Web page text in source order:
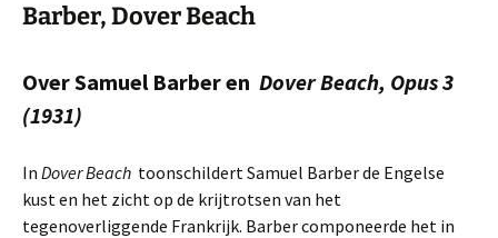
Barber, Dover Beach
Over Samuel Barber en Dover Beach, Opus 3
(1931)
In Dover Beach toonschildert Samuel Barber de Engelse
kust en het zicht op de krijtrotsen van het
tegenoverliggende Frankrijk. Barber componeerde het in